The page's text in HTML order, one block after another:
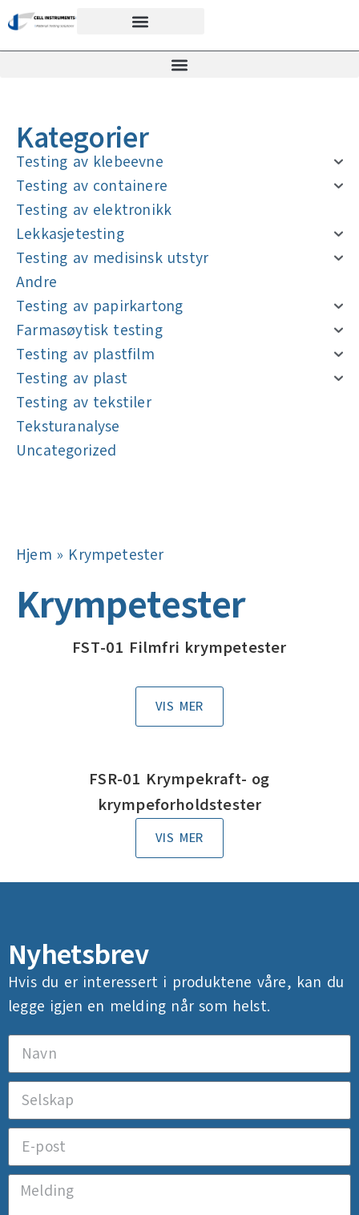
Kategorier
Testing av klebeevne
Testing av containere
Testing av elektronikk
Lekkasjetesting
Testing av medisinsk utstyr
Andre
Testing av papirkartong
Farmasøytisk testing
Testing av plastfilm
Testing av plast
Testing av tekstiler
Teksturanalyse
Uncategorized
Hjem » Krympetester
Krympetester
FST-01 Filmfri krympetester
VIS MER
FSR-01 Krympekraft- og
krympeforholdstester
VIS MER
Nyhetsbrev
Hvis du er interessert i produktene våre, kan du
legge igjen en melding når som helst.